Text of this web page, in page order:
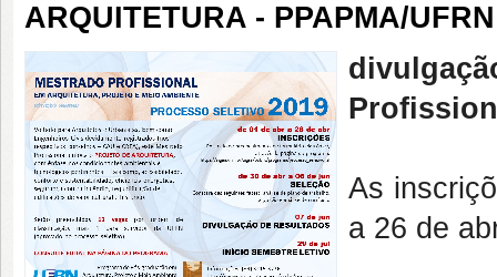
ARQUITETURA - PPAPMA/UFRN
As
a 26 de